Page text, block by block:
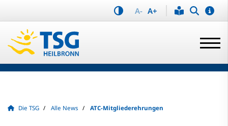
A- A+
Die TSG Alle News ATC-Mitgliederehrungen